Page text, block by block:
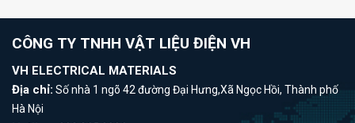
CÔNG TY TNHH VẬT LIỆU ĐIỆN VH
VH ELECTRICAL MATERIALS
Địa chỉ: Số nhà 1 ngõ 42 đường Đại Hưng,Xã Ngọc Hồi, Thành phố
Hà Nội